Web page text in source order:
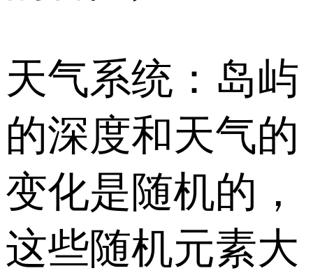
天气系统：岛屿
的深度和天气的
变化是随机的，
这些随机元素大